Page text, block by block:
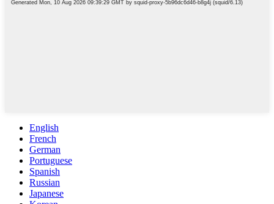
English
French
German
Portuguese
Spanish
Russian
Japanese